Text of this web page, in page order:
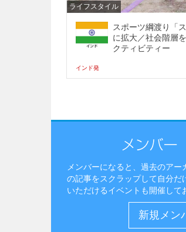
ライフスタイル
スポーツ綱渡り「
に拡大／社会階層
クティビティー
インド発
メンバーになると、過去のア
の記事をスクラップして自分だ
いただけるイベントも開催して
新規メン